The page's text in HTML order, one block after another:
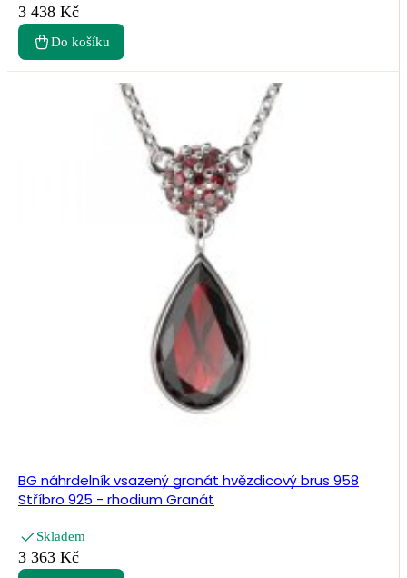
3 438 Kč
Do košíku
BG náhrdelník vsazený granát hvězdicový brus 958
Stříbro 925 - rhodium Granát
Skladem
3 363 Kč